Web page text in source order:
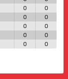
0
0
0
0
0
0
0
0
0 0